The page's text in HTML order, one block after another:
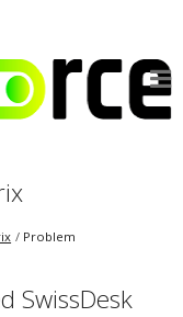
Problem
SwissDesk